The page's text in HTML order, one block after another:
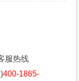
服热线
400-1865-